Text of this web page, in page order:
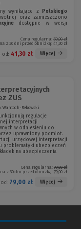
wynikające z
Polskiego
oraz zamieszczono
dostępne w wersji
Cena regularna: 59,00 zł
z 30 dni przed obniżką: 41,30 zł
od: 41,30 zł Więcej
ZUS
Wantoch-Rekowski
regulacje
interpretacji
w odniesieniu do
uprawniony podmiot.
urzędowej interpretacji
problematyki ubezpieczeń
na ubezpieczenia
Cena regularna: 79,00 zł
z 30 dni przed obniżką: 79,00 zł
od: 79,00 zł Więcej